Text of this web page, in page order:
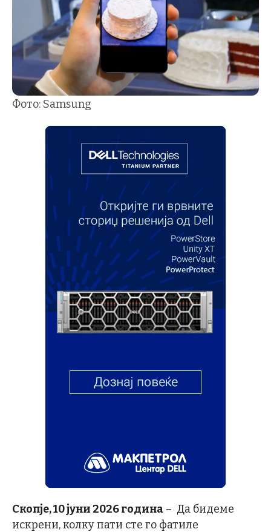
Фото: Samsung
Скопје, 10 јуни 2026 година – Да бидеме
искрени, колку пати сте го фатиле